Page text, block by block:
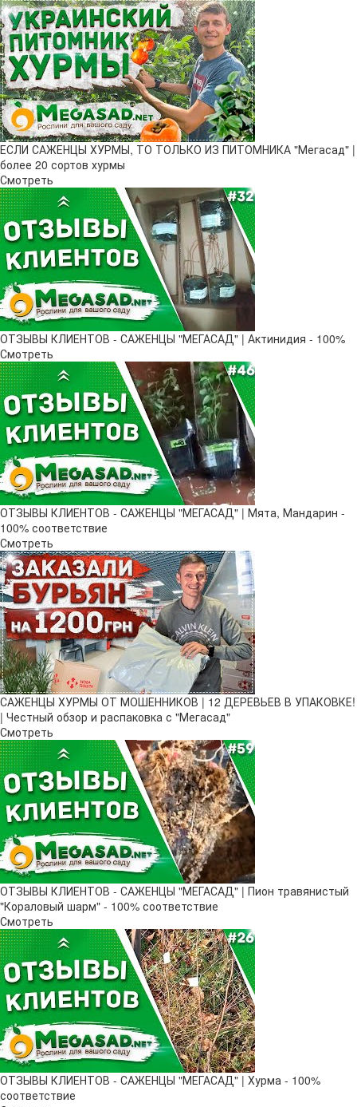
ЕСЛИ САЖЕНЦЫ ХУРМЫ, ТО ТОЛЬКО ИЗ ПИТОМНИКА "Мегасад" |
более 20 сортов хурмы
Смотреть
ОТЗЫВЫ КЛИЕНТОВ - САЖЕНЦЫ "МЕГАСАД" | Актинидия - 100%
Смотреть
ОТЗЫВЫ КЛИЕНТОВ - САЖЕНЦЫ "МЕГАСАД" | Мята, Мандарин -
100% соответствие
Смотреть
САЖЕНЦЫ ХУРМЫ ОТ МОШЕННИКОВ | 12 ДЕРЕВЬЕВ В УПАКОВКЕ!
| Честный обзор и распаковка с "Мегасад"
Смотреть
ОТЗЫВЫ КЛИЕНТОВ - САЖЕНЦЫ "МЕГАСАД" | Пион травянистый
"Кораловый шарм" - 100% соответствие
Смотреть
ОТЗЫВЫ КЛИЕНТОВ - САЖЕНЦЫ "МЕГАСАД" | Хурма - 100%
соответствие